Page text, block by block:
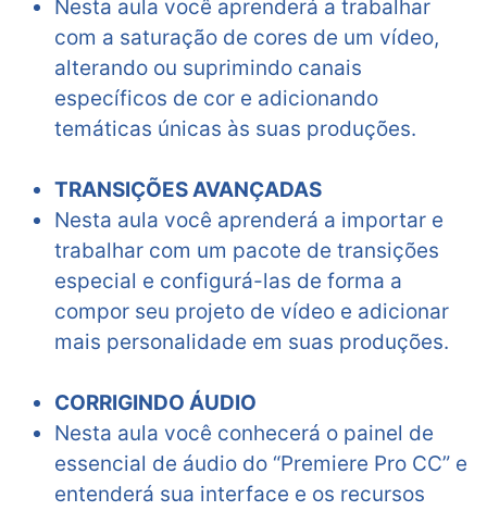
Nesta aula você aprenderá a trabalhar
com a saturação de cores de um vídeo,
alterando ou suprimindo canais
específicos de cor e adicionando
temáticas únicas às suas produções.
TRANSIÇÕES AVANÇADAS
Nesta aula você aprenderá a importar e
trabalhar com um pacote de transições
especial e configurá-las de forma a
compor seu projeto de vídeo e adicionar
mais personalidade em suas produções.
CORRIGINDO ÁUDIO
Nesta aula você conhecerá o painel de
essencial de áudio do “Premiere Pro CC” e
entenderá sua interface e os recursos